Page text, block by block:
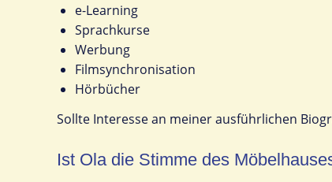
e-Learning
Sprachkurse
Werbung
Filmsynchronisation
Hörbücher
Sollte Interesse an meiner ausführlichen
Ist Ola die Stimme des